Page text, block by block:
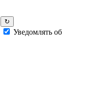
↻
Уведомлять об